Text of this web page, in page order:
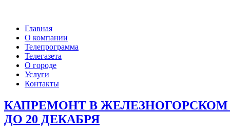
Главная
О компании
Телепрограмма
Телегазета
О городе
Услуги
Контакты
КАПРЕМОНТ В
ДО 20 ДЕКАБРЯ